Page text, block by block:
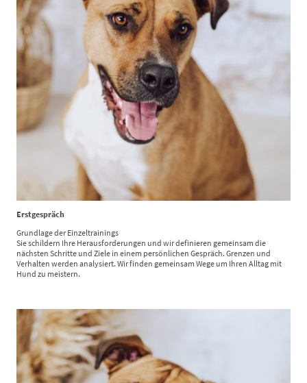
Erstgespräch
Grundlage der Einzeltrainings
Sie schildern Ihre Herausforderungen und wir definieren gemeinsam die
nächsten Schritte und Ziele in einem persönlichen Gespräch. Grenzen und
Verhalten werden analysiert. Wir finden gemeinsam Wege um Ihren Alltag mit
Hund zu meistern.